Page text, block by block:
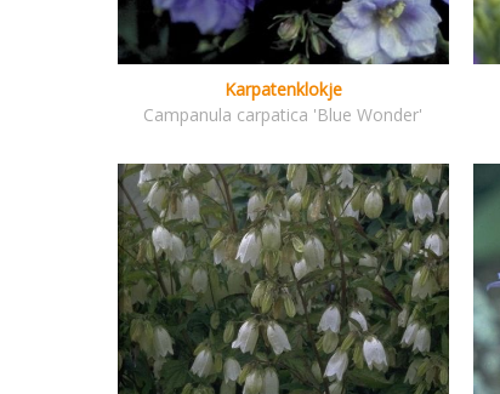
Karpatenklokje
Campanula carpatica 'Blue Wonder'